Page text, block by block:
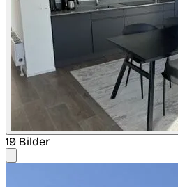
19 Bilder